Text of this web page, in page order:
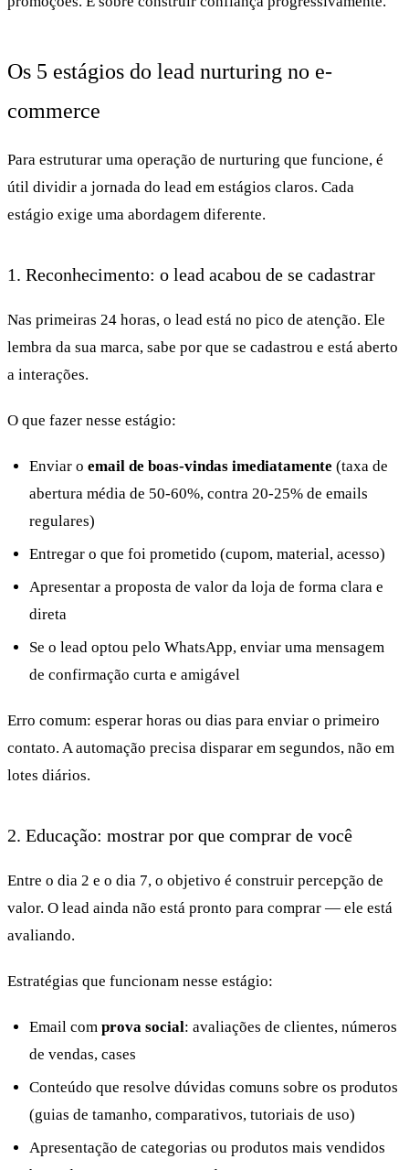
Os 5 estágios do lead nurturing no e-
commerce
Para estruturar uma operação de nurturing que funcione, é
útil dividir a jornada do lead em estágios claros. Cada
estágio exige uma abordagem diferente.
1. Reconhecimento: o lead acabou de se cadastrar
Nas primeiras 24 horas, o lead está no pico de atenção. Ele
lembra da sua marca, sabe por que se cadastrou e está aberto
a interações.
O que fazer nesse estágio:
Enviar o email de boas-vindas imediatamente (taxa de
abertura média de 50-60%, contra 20-25% de emails
regulares)
Entregar o que foi prometido (cupom, material, acesso)
Apresentar a proposta de valor da loja de forma clara e
direta
Se o lead optou pelo WhatsApp, enviar uma mensagem
de confirmação curta e amigável
Erro comum: esperar horas ou dias para enviar o primeiro
contato. A automação precisa disparar em segundos, não em
lotes diários.
2. Educação: mostrar por que comprar de você
Entre o dia 2 e o dia 7, o objetivo é construir percepção de
valor. O lead ainda não está pronto para comprar — ele está
avaliando.
Estratégias que funcionam nesse estágio:
Email com prova social: avaliações de clientes, números
de vendas, cases
Conteúdo que resolve dúvidas comuns sobre os produtos
(guias de tamanho, comparativos, tutoriais de uso)
Apresentação de categorias ou produtos mais vendidos